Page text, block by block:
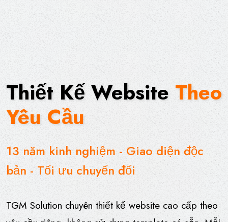
Thiết Kế Website Theo
Yêu Cầu
13 năm kinh nghiệm - Giao diện độc
bản - Tối ưu chuyển đổi
TGM Solution chuyên thiết kế website cao cấp theo